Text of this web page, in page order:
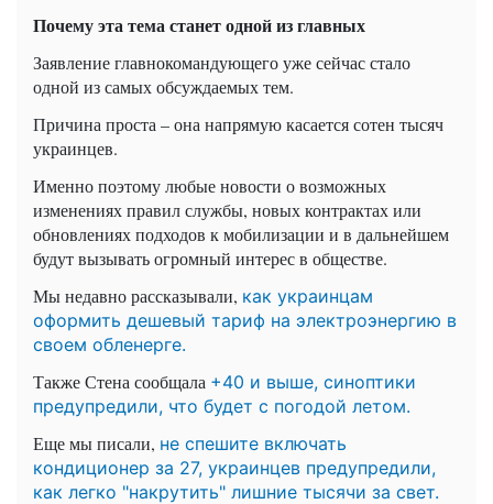
Почему эта тема станет одной из главных
Заявление главнокомандующего уже сейчас стало
одной из самых обсуждаемых тем.
Причина проста – она напрямую касается сотен тысяч
украинцев.
Именно поэтому любые новости о возможных
изменениях правил службы, новых контрактах или
обновлениях подходов к мобилизации и в дальнейшем
будут вызывать огромный интерес в обществе.
Мы недавно рассказывали, как украинцам
оформить дешевый тариф на электроэнергию в
своем обленерге.
Также Стена сообщала +40 и выше, синоптики
предупредили, что будет с погодой летом.
Еще мы писали, не спешите включать
кондиционер за 27, украинцев предупредили,
как легко "накрутить" лишние тысячи за свет.